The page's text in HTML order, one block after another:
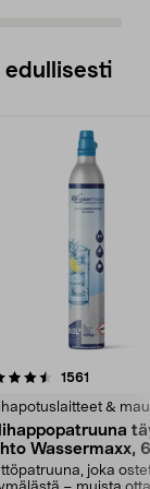
edullisesti
1561
&
Wassermaxx,
joka
4.5viidestä